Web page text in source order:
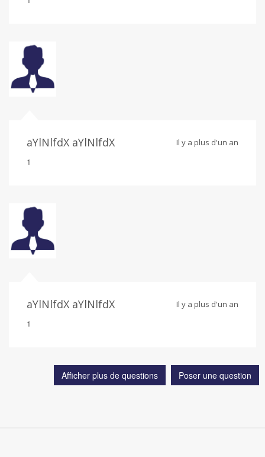
aYlNlfdX aYlNlfdX Il y a plus d'un an
1
aYlNlfdX aYlNlfdX Il y a plus d'un an
1
Afficher plus de questions Poser une question